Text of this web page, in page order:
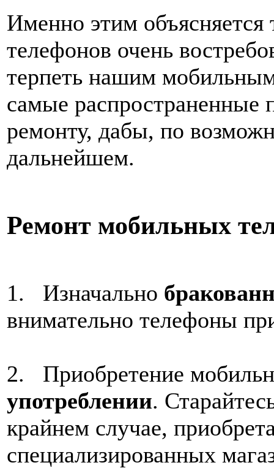
2 450.00 грн.
ION
0.00 грн.
Именно этим
телефонов очень
терпеть нашим
самые
ремонту, дабы, по
дальнейшем.
Ремонт мобильных
1. Изначально
внимательно телефоны
2. Приобретение
употреблении.
крайнем случае,
специализированных